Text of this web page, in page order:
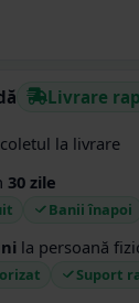
Livrare
la livrare
30 zile
Banii înapoi
la persoană
Suport